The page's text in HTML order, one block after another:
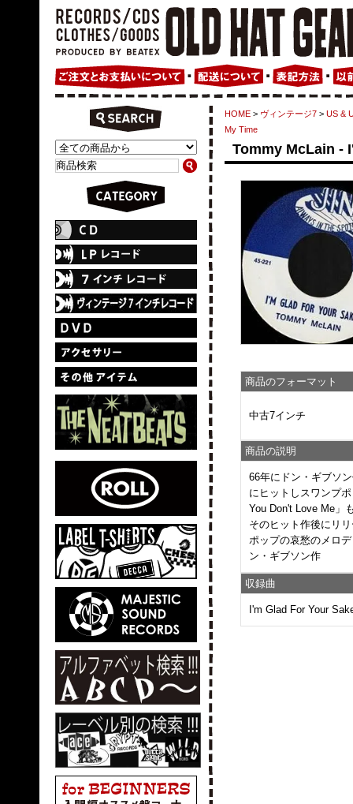
HOME > ヴィンテージ7 > US &
My Time
Tommy McLain -
商品のフォーマット
中古7インチ
商品の説明
66年にドン・ギブソ
にヒットしスワンプ
You Don't Love Me」
そのヒット作後にリ
ポップの哀愁のメロ
ン・ギブソン作
収録曲
I'm Glad For Your